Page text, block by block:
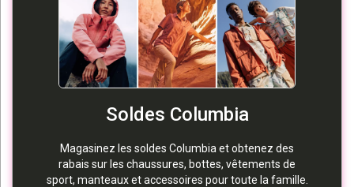
Soldes Columbia
Magasinez les soldes Columbia et obtenez des
rabais sur les chaussures, bottes, vêtements de
sport, manteaux et accessoires pour toute la famille.